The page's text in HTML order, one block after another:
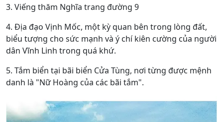
3. Viếng thăm Nghĩa trang đường 9
4. Địa đạo Vịnh Mốc, một kỳ quan bên trong lòng đất,
biểu tượng cho sức mạnh và ý chí kiên cường của người
dân Vĩnh Linh trong quá khứ.
5. Tắm biển tại bãi biển Cửa Tùng, nơi từng được mệnh
danh là "Nữ Hoàng của các bãi tắm".